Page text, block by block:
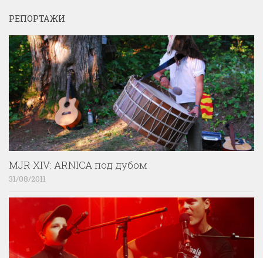
РЕПОРТАЖИ
MJR XIV: ARNICA под дубом
31/08/2011